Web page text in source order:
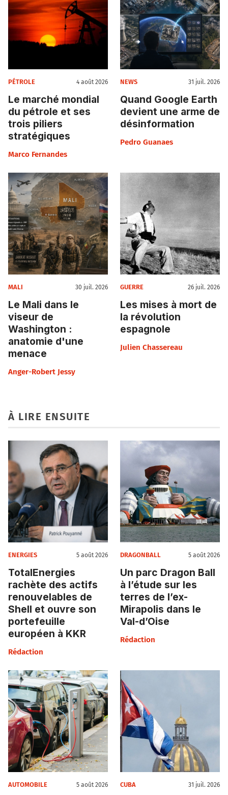
PÉTROLE 4 août 2026
Le marché mondial
du pétrole et ses
trois piliers
stratégiques
Marco Fernandes
NEWS 31 juil. 2026
Quand Google Earth
devient une arme de
désinformation
Pedro Guanaes
MALI 30 juil. 2026
Le Mali dans le
viseur de
Washington :
anatomie d'une
menace
Anger-Robert Jessy
GUERRE 26 juil. 2026
Les mises à mort de
la révolution
espagnole
Julien Chassereau
À LIRE ENSUITE
ENERGIES 5 août 2026
TotalEnergies
rachète des actifs
renouvelables de
Shell et ouvre son
portefeuille
européen à KKR
Rédaction
DRAGONBALL 5 août 2026
Un parc Dragon Ball
à l’étude sur les
terres de l’ex-
Mirapolis dans le
Val-d’Oise
Rédaction
AUTOMOBILE 5 août 2026 CUBA 31 juil. 2026